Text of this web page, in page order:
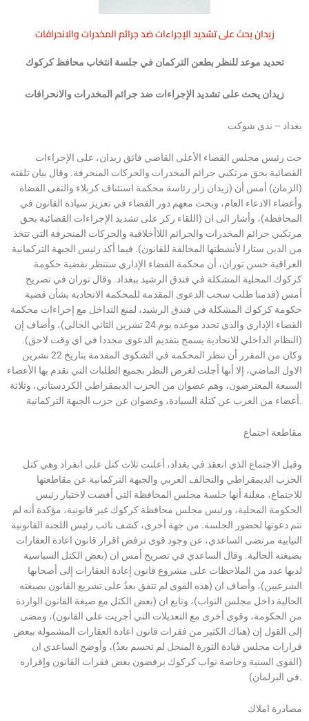
زيدان يحث على تشديد الإجراءات ضد جرائم المخدرات والانحرافات
تحديد موعد للنظر بطعن التركمان في جلسة انتخاب محافظ كركوك
زيدان يحث على تشديد الإجراءات ضد جرائم المخدرات والانحرافات
بغداد – ندى شوكت
حث رئيس مجلس القضاء الأعلى القاضي فائق زيدان، على الإجراءات
القضائية بحق مرتكبي جرائم المخدرات والحركات المنحرفة. وقال بيان تلقته
(الزمان) أمس أن (زيدان زار رئاسة محكمة استئناف كربلاء والتقى القضاة
وأعضاء الادعاء العام، وبحث معهم دور القضاء في تعزيز سيادة القانون في
المحافظة)، وأشار الى ان (اللقاء ركز على تشديد الإجراءات القضائية بحق
مرتكبي جرائم المخدرات والجرائم اللاأخلاقية والحركات المنحرفة التي تتخذ
من الدين ستارا لأنشطتها المخالفة للقانون). فيما أكد رئيس الجبهة التركمانية
العراقية حسن توران، أن محكمة القضاء الإداري ستنظر بقضية حكومة
كركوك المحلية المشكلة في فندق الرشيد ببغداد. وقال توران في تصريح
أمس (قدمنا طلب سحب الدعوى المقدمة للمحكمة الاتحادية بشأن قضية
حكومة كركوك المشكلة في فندق الرشيد، لمنع التداخل مع إجراءات محكمة
القضاء الإداري والذي تحدد موعده يوم 24 تشرين الثاني الحالي)، وأضاف إن
(النظام الداخلي للاتحادية يسمح بتقديم الدعوى مجددا في اي وقت لاحق).
وكان من المقرر أن تنظر المحكمة في الشكوى المقدمة بتاريخ 22 تشرين
الاول الماضي، إلا أنها أجلت لغرض النظر بجميع الطلبات التي تقدم بها الأعضاء
السبعة المعترضون، وهم عضوان من الحزب الديمقراطي الكردستاني، وثلاثة
أعضاء من العرب عن كتلة السيادة، وعضوان عن حزب الجبهة التركمانية.
مقاطعة اجتماع
الحزب الديمقراطي والتحالف العربي والجبهة التركمانية عن مقاطعتها
للاجتماع، معلنة أنها جلسة مجلس المحافظة التي أفضت لاختيار رئيس
الحكومة المحلية، ورئيس مجلس محافظة كركوك غير قانونية، مؤكدة أنه لم
تتم دعوتها لحضور الجلسة. من جهة أخرى، كشف نائب رئيس اللجنة القانونية
النيابية مرتضى الساعدي، عن وجود قوى ترفض اقرار قانون اعادة العقارات
بصيغته الحالية. وقال الساعدي في تصريح أمس ان (بعض الكتل السياسية
لديها عدد من الملاحظات على مشروع قانون إعادة العقارات إلى أصحابها
الشرعيين)، وأضاف ان (هذه القوى لم تتفق بعدُ على تشريع القانون بصيغته
الحالية داخل مجلس النواب)، وتابع ان (بعض الكتل مع صيغة القانون الواردة
من الحكومة، وقوى أخرى مع التعديلات التي أجريت على القانون)، ومضى
إلى القول إن (هناك الكثير من فقرات قانون اعادة العقارات المشمولة ببعض
قرارات مجلس قيادة الثورة المنحل لم تحسم بعدُ)، وأوضح الساعدي ان
(القوى السنية وخاصة نواب كركوك يرفضون بعض فقرات القانون وإقراره
في البرلمان).
مصادرة املاك